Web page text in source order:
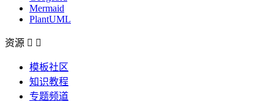
Mermaid
PlantUML
资源  
模板社区
知识教程
专题频道